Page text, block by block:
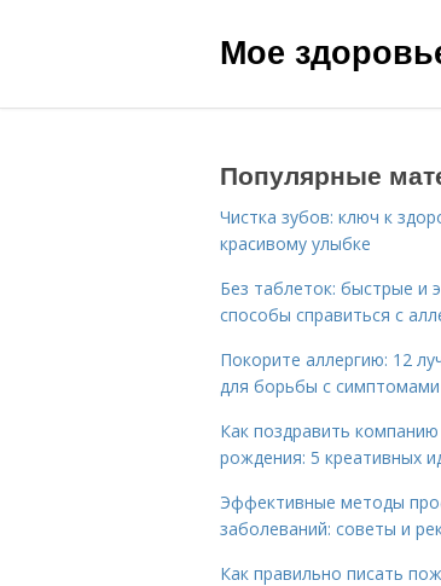
Мое
Популярные
Чистка зубов: ключ к
красивому улыбке
Без таблеток: быстрые и
способы справиться с
Покорите аллергию: 12
для борьбы с симптомами
Как поздравить
рождения: 5 креативных
Эффективные методы
заболеваний: советы и
Как правильно писать